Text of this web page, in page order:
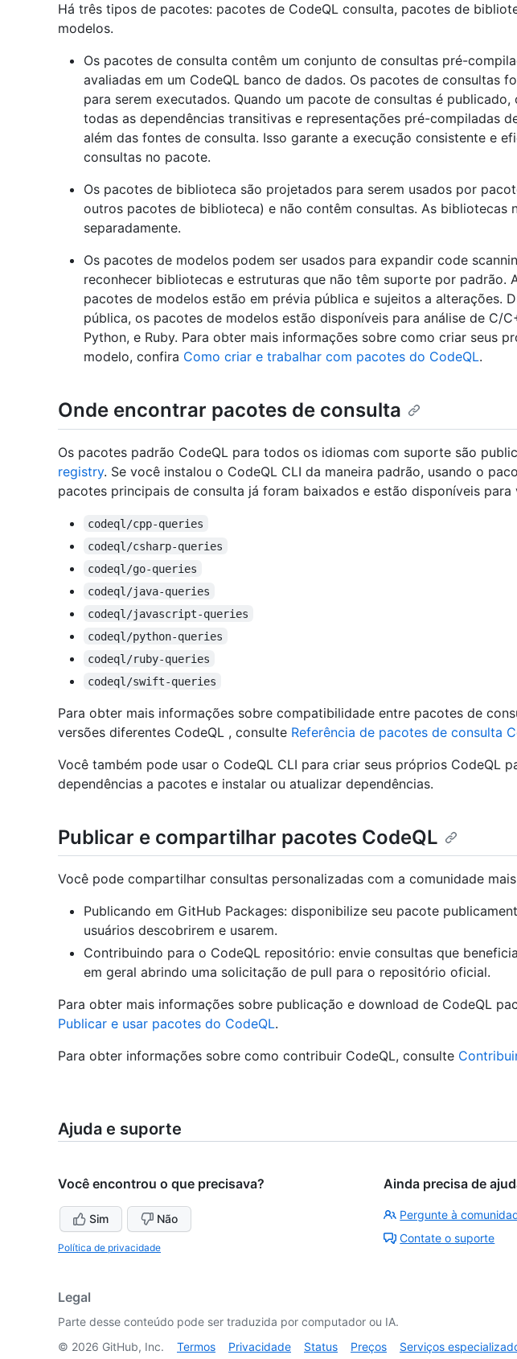
Há três tipos de pacotes: pacotes de CodeQL consulta, pacotes de
modelos.
Os pacotes de consulta contêm um conjunto de consultas pré-
avaliadas em um CodeQL banco de dados. Os pacotes de consultas
para serem executados. Quando um pacote de consultas é publicado,
todas as dependências transitivas e representações pré-compiladas
além das fontes de consulta. Isso garante a execução consistente e
consultas no pacote.
Os pacotes de biblioteca são projetados para serem usados por
outros pacotes de biblioteca) e não contêm consultas. As bibliotecas
separadamente.
Os pacotes de modelos podem ser usados para expandir code
reconhecer bibliotecas e estruturas que não têm suporte por padrão.
pacotes de modelos estão em prévia pública e sujeitos a alterações.
pública, os pacotes de modelos estão disponíveis para análise de C/
Python, e Ruby. Para obter mais informações sobre como criar seus
modelo, confira Como criar e trabalhar com pacotes do CodeQL.
Onde encontrar pacotes de consulta
Os pacotes padrão CodeQL para todos os idiomas com suporte são
registry. Se você instalou o CodeQL CLI da maneira padrão, usando o
pacotes principais de consulta já foram baixados e estão disponíveis para
codeql/cpp-queries
codeql/csharp-queries
codeql/go-queries
codeql/java-queries
codeql/javascript-queries
codeql/python-queries
codeql/ruby-queries
codeql/swift-queries
Para obter mais informações sobre compatibilidade entre pacotes de
versões diferentes CodeQL , consulte Referência de pacotes de consulta
Você também pode usar o CodeQL CLI para criar seus próprios CodeQL
dependências a pacotes e instalar ou atualizar dependências.
Publicar e compartilhar pacotes CodeQL
Você pode compartilhar consultas personalizadas com a comunidade
Publicando em GitHub Packages: disponibilize seu pacote
usuários descobrirem e usarem.
Contribuindo para o CodeQL repositório: envie consultas que
em geral abrindo uma solicitação de pull para o repositório oficial.
Para obter mais informações sobre publicação e download de CodeQL
Publicar e usar pacotes do CodeQL.
Para obter informações sobre como contribuir CodeQL, consulte
Ajuda e suporte
Você encontrou o que precisava?
Sim Não
Política de privacidade
Ainda precisa de
Pergunte à
Contate o suporte
Legal
Parte desse conteúdo pode ser traduzida por computador ou IA.
© 2026 GitHub, Inc. Termos Privacidade Status Preços Serviços